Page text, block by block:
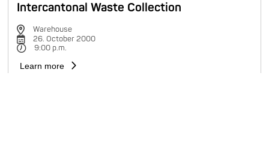
Intercantonal Waste Collection
Warehouse
26. October 2000
9:00 p.m.
Learn more